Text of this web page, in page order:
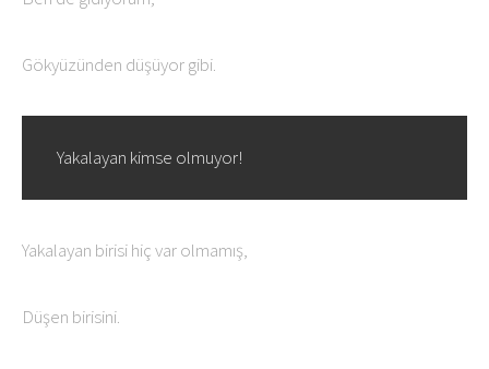
Gökyüzünden düşüyor gibi.
Yakalayan kimse olmuyor!
Yakalayan birisi hiç var olmamış,
Düşen birisini.